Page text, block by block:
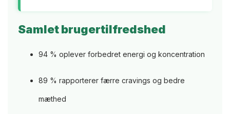
Samlet brugertilfredshed
94 % oplever forbedret energi og koncentration
89 % rapporterer færre cravings og bedre
mæthed